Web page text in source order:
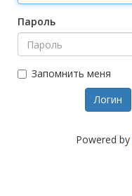
Пароль
Запомнить меня
Powered by